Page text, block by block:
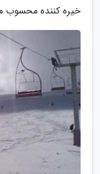
خیره کننده محسوب